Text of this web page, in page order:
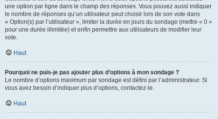
une option par ligne dans le champ des réponses. Vous pouvez aussi indiquer
le nombre de réponses qu’un utilisateur peut choisir lors de son vote dans
« Option(s) par l’utilisateur », limiter la durée en jours du sondage (mettre « 0 »
pour une durée illimitée) et enfin permettre aux utilisateurs de modifier leur
vote.
Haut
Pourquoi ne puis-je pas ajouter plus d’options à mon sondage ?
Le nombre d’options maximum par sondage est défini par l’administrateur. Si
vous avez besoin d’indiquer plus d’options, contactez-le.
Haut